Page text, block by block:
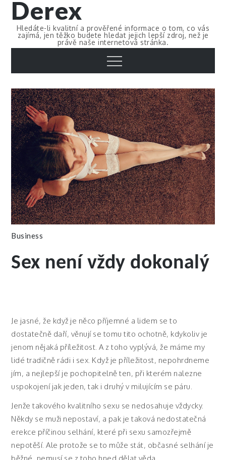
Skip
content
Derex
Hledáte-li kvalitní a prověřené informace o tom, co vás
zajímá, jen těžko budete hledat jejich lepší zdroj, než je
právě naše internetová stránka.
Menu
Business
Sex není vždy dokonalý
Je jasné, že když je něco příjemné a lidem se to
dostatečně daří, věnují se tomu tito ochotně, kdykoliv je
jenom nějaká příležitost. A z toho vyplývá, že máme my
lidé tradičně rádi i sex. Když je příležitost, nepohrdneme
jím, a nejlepší je pochopitelně ten, při kterém nalezne
uspokojení jak jeden, tak i druhý v milujícím se páru.
Jenže takového kvalitního sexu se nedosahuje vždycky.
Někdy se muži nepostaví, a pak je taková nedostatečná
erekce příčinou selhání, které při sexu samozřejmě
nepotěší. Ale protože se to může stát, občasné selhání je
běžné, nemusí se z toho hned dělat věda.